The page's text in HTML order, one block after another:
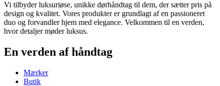
Vi tilbyder luksuriøse, unikke dørhåndtag til dem, der sætter pris på
design og kvalitet. Vores produkter er grundlagt af en passioneret
duo og forvandler hjem med elegance. Velkommen til en verden,
hvor detaljer møder luksus.
En verden af håndtag
Mærker
Butik